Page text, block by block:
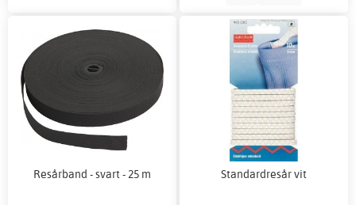
Resårband - svart - 25 m Standardresår vit